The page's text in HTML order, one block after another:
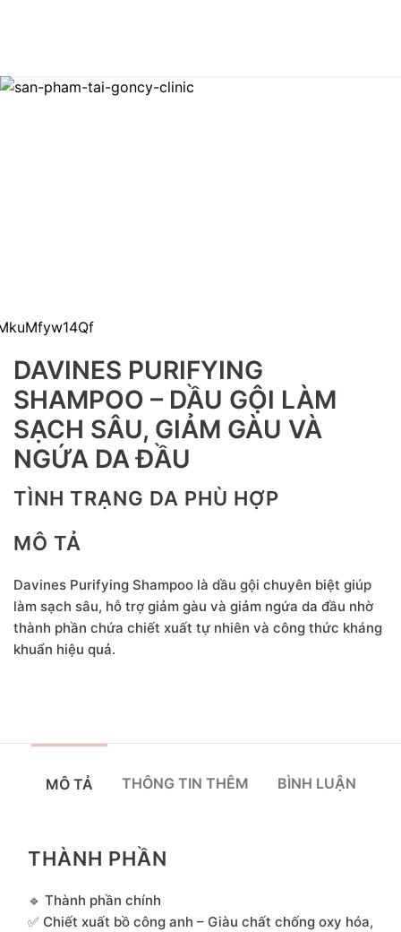
DAVINES PURIFYING
SHAMPOO – DẦU GỘI LÀM
SẠCH SÂU, GIẢM GÀU VÀ
NGỨA DA ĐẦU
TÌNH TRẠNG DA PHÙ HỢP
MÔ TẢ
Davines Purifying Shampoo là dầu gội chuyên biệt giúp
làm sạch sâu, hỗ trợ giảm gàu và giảm ngứa da đầu nhờ
thành phần chứa chiết xuất tự nhiên và công thức kháng
khuẩn hiệu quả.
MÔ TẢ THÔNG TIN THÊM BÌNH LUẬN
THÀNH PHẦN
🔹 Thành phần chính
✅ Chiết xuất bồ công anh – Giàu chất chống oxy hóa,